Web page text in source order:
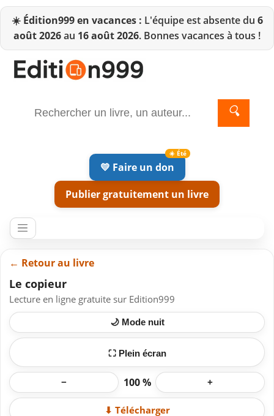
☀️ Édition999 en vacances : L'équipe est absente du 6
août 2026au 16 août 2026. Bonnes vacances à tous !
🔍
💛 Faire un don
Publier gratuitement un livre
← Retour au livre
Le copieur
Lecture en ligne gratuite sur Edition999
🌙 Mode nuit
⛶ Plein écran
− 100 % +
⬇ Télécharger